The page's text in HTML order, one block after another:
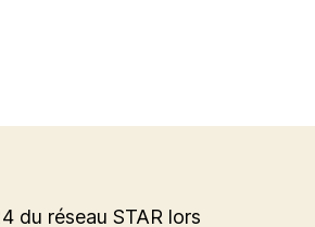
du réseau STAR lors